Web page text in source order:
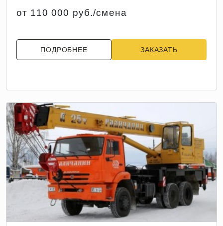
от 110 000 руб./смена
ПОДРОБНЕЕ ЗАКАЗАТЬ